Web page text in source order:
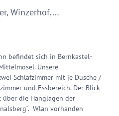
Winzerhof,…
befindet sich in Bernkastel-
Unsere
Schlafzimmer mit je Dusche /
und Essbereich. Der Blick
über die Hanglagen der
Wlan vorhanden